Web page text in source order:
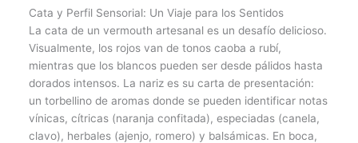
Cata y Perfil Sensorial: Un Viaje para los Sentidos
La cata de un vermouth artesanal es un desafío delicioso.
Visualmente, los rojos van de tonos caoba a rubí,
mientras que los blancos pueden ser desde pálidos hasta
dorados intensos. La nariz es su carta de presentación:
un torbellino de aromas donde se pueden identificar notas
vínicas, cítricas (naranja confitada), especiadas (canela,
clavo), herbales (ajenjo, romero) y balsámicas. En boca,